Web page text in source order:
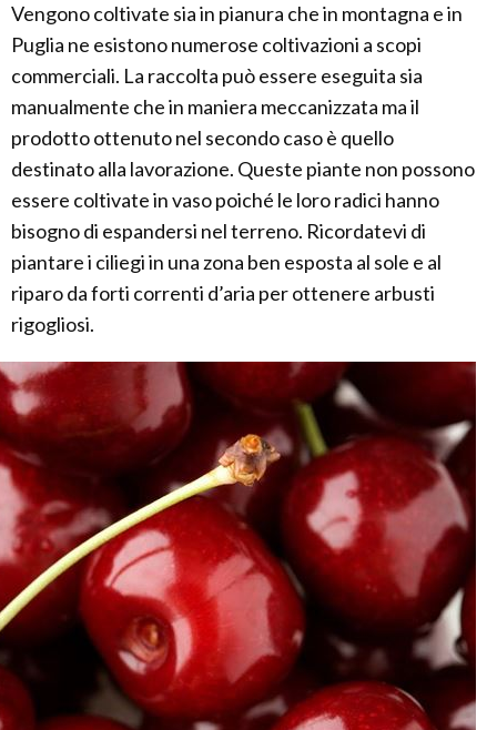
Vengono coltivate sia in pianura che in montagna e in
Puglia ne esistono numerose coltivazioni a scopi
commerciali. La raccolta può essere eseguita sia
manualmente che in maniera meccanizzata ma il
prodotto ottenuto nel secondo caso è quello
destinato alla lavorazione. Queste piante non possono
essere coltivate in vaso poiché le loro radici hanno
bisogno di espandersi nel terreno. Ricordatevi di
piantare i ciliegi in una zona ben esposta al sole e al
riparo da forti correnti d’aria per ottenere arbusti
rigogliosi.